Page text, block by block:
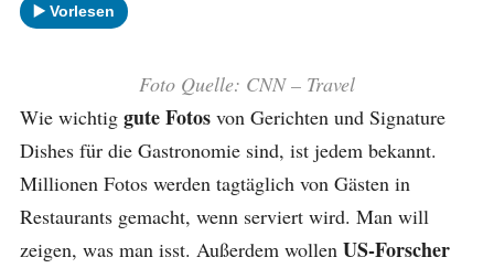
▶️ Vorlesen
Foto Quelle: CNN – Travel
Wie wichtig gute Fotosvon Gerichten und Signature
Dishes für die Gastronomie sind, ist jedem bekannt.
Millionen Fotos werden tagtäglich von Gästen in
Restaurants gemacht, wenn serviert wird. Man will
zeigen, was man isst. Außerdem wollen US-Forscher